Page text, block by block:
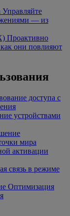
Управляйте
— из
Проактивно
они повлияют
доступа с
устройствами
мира
активации
связь в режиме
Оптимизация